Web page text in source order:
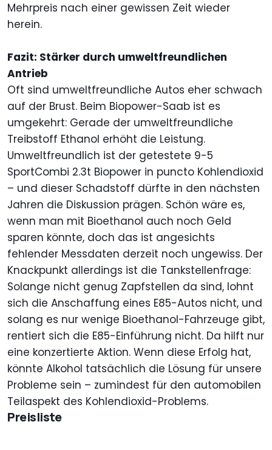
Mehrpreis nach einer gewissen Zeit wieder
herein.
Fazit: Stärker durch umweltfreundlichen
Antrieb
Oft sind umweltfreundliche Autos eher schwach
auf der Brust. Beim Biopower-Saab ist es
umgekehrt: Gerade der umweltfreundliche
Treibstoff Ethanol erhöht die Leistung.
Umweltfreundlich ist der getestete 9-5
SportCombi 2.3t Biopower in puncto Kohlendioxid
– und dieser Schadstoff dürfte in den nächsten
Jahren die Diskussion prägen. Schön wäre es,
wenn man mit Bioethanol auch noch Geld
sparen könnte, doch das ist angesichts
fehlender Messdaten derzeit noch ungewiss. Der
Knackpunkt allerdings ist die Tankstellenfrage:
Solange nicht genug Zapfstellen da sind, lohnt
sich die Anschaffung eines E85-Autos nicht, und
solang es nur wenige Bioethanol-Fahrzeuge gibt,
rentiert sich die E85-Einführung nicht. Da hilft nur
eine konzertierte Aktion. Wenn diese Erfolg hat,
könnte Alkohol tatsächlich die Lösung für unsere
Probleme sein – zumindest für den automobilen
Teilaspekt des Kohlendioxid-Problems.
Preisliste